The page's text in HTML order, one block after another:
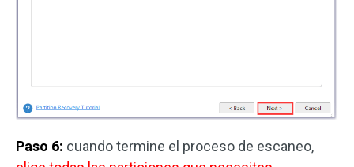
Paso 6: cuando termine el proceso de escaneo,